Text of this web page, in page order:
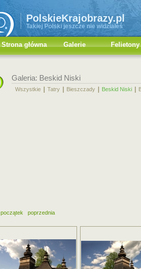
PolskieKrajobrazy.pl
Takiej Polski jeszcze nie widziałeś
Strona główna Galerie Felietony
Galeria: Beskid Niski
Wszystkie Tatry Bieszczady Beskid Niski
początek poprzednia